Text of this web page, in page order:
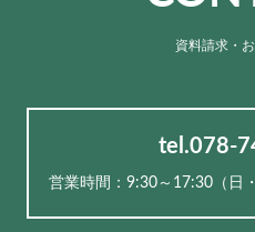
資料請求・
tel.078-
営業時間：9:30～17:30（⽇